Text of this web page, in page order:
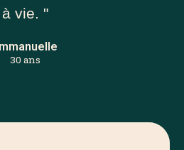
à vie. "
30 ans